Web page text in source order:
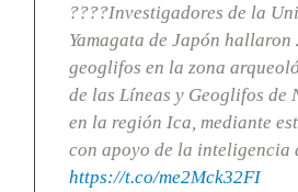
????Investigadores de la
Yamagata de Japón hallaron
geoglifos en la zona
de las Líneas y Geoglifos de
en la región Ica, mediante
con apoyo de la
https://t.co/me2Mck32FI